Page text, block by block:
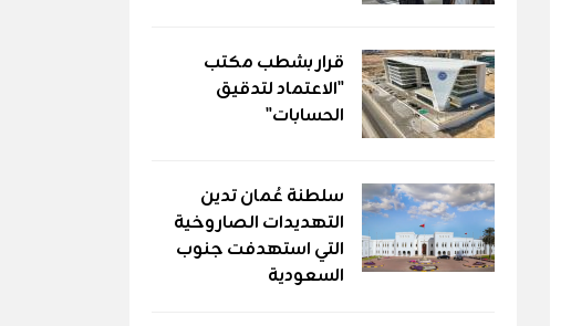
قرار بشطب مكتب
"الاعتماد لتدقيق
الحسابات"
سلطنة عُمان تدين
التهديدات الصاروخية
التي استهدفت جنوب
السعودية